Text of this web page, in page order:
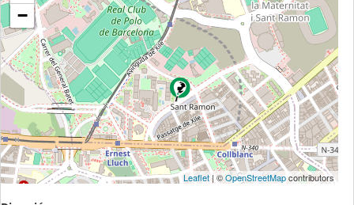
−
Leaflet| ©OpenStreetMapcontributors